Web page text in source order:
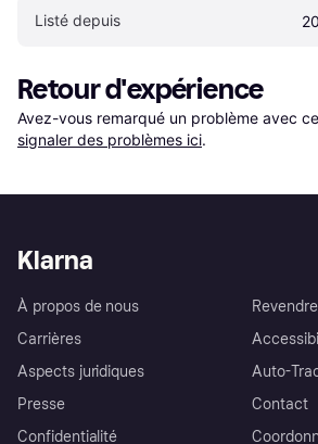
Listé depuis
Retour d'expérience
Avez-vous remarqué un problème avec
signaler des problèmes ici.
Klarna
À propos de nous
Carrières
Aspects juridiques
Presse
Confidentialité
Revendre
Auto-
Contact